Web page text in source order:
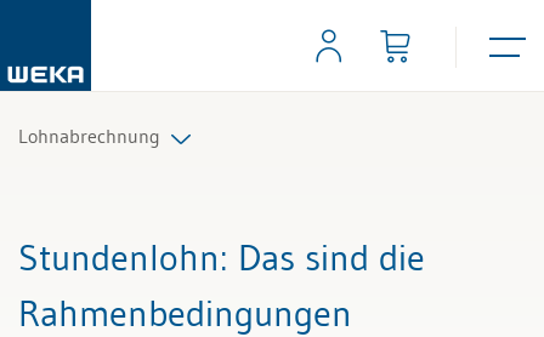
Lohnabrechnung
Stundenlohn: Das sind die
Rahmenbedingungen